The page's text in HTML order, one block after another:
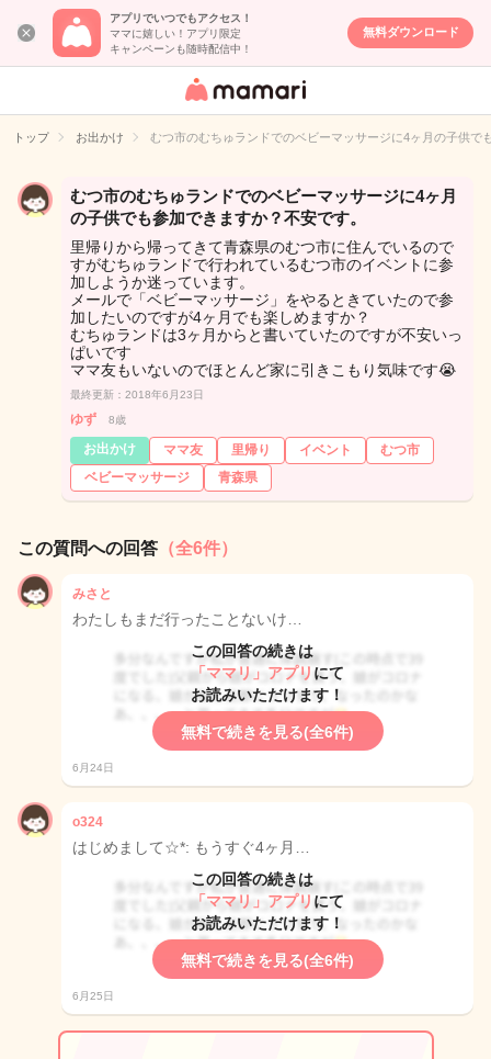
アプリでいつでもアクセス！
ママに嬉しい！アプリ限定
キャンペーンも随時配信中！
無料ダウンロード
女性専用匿名QA
イト
トップ お出かけ むつ市のむちゅランドでのベビーマッサージに4ヶ月の子供で
むつ市のむちゅランドでのベビーマッサージに4ヶ月
の子供でも参加できますか？不安です。
里帰りから帰ってきて青森県のむつ市に住んでいるので
すがむちゅランドで行われているむつ市のイベントに参
加しようか迷っています。
メールで「ベビーマッサージ」をやるときていたので参
加したいのですが4ヶ月でも楽しめますか？
むちゅランドは3ヶ月からと書いていたのですが不安いっ
ぱいです
ママ友もいないのでほとんど家に引きこもり気味です😭
最終更新：2018年6月23日
ゆず 8歳
お出かけ ママ友 里帰り イベント
むつ市
ベビーマッサージ
青森県
この質問への回答 （全6件）
みさと
わたしもまだ行ったことないけ…
この回答の続きは
「ママリ」アプリ にて
お読みいただけます！
無料で続きを見る(全6件)
6月24日
o324
はじめまして☆*: もうすぐ4ヶ月…
この回答の続きは
「ママリ」アプリ にて
お読みいただけます！
無料で続きを見る(全6件)
6月25日